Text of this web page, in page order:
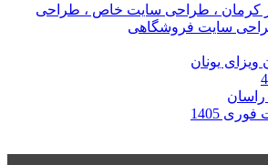
کرمان ، طراحی سایت خاص ، طراحی
سایت فروشگاهی
ویزای یونان
1405